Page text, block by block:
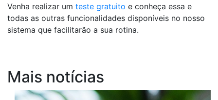
Venha realizar um teste gratuito e conheça essa e
todas as outras funcionalidades disponíveis no nosso
sistema que facilitarão a sua rotina.
Mais notícias